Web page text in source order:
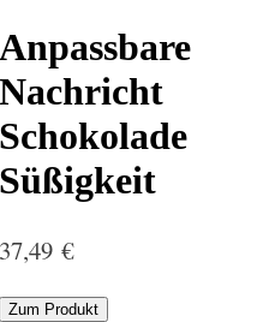
Anpassbare
Nachricht
Schokolade
Süßigkeit
37,49 €
Zum Produkt